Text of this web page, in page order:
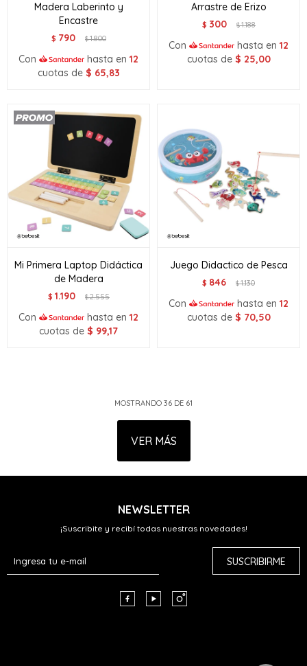
Madera Laberinto y
Encastre
$ 790 $1.800
Con hasta en 12
cuotas de $ 65,83
Arrastre de Erizo
$ 300 $1.188
Con hasta en 12
cuotas de $ 25,00
Mi Primera Laptop Didáctica
de Madera
$ 1.190 $2.555
Con hasta en 12
cuotas de $ 99,17
Juego Didactico de Pesca
$ 846 $1.130
Con hasta en 12
cuotas de $ 70,50
MOSTRANDO 36 DE 61
VER MÁS
NEWSLETTER
¡Suscribite y recibí todas nuestras novedades!
SUSCRIBIRME
  